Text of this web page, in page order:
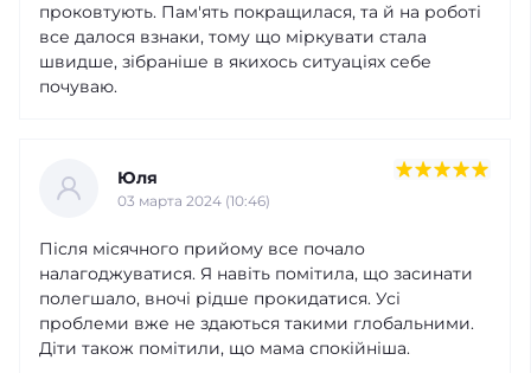
проковтують. Пам'ять покращилася, та й на роботі
все далося взнаки, тому що міркувати стала
швидше, зібраніше в якихось ситуаціях себе
почуваю.
Юля
03 марта 2024 (10:46)
Після місячного прийому все почало
налагоджуватися. Я навіть помітила, що засинати
полегшало, вночі рідше прокидатися. Усі
проблеми вже не здаються такими глобальними.
Діти також помітили, що мама спокійніша.